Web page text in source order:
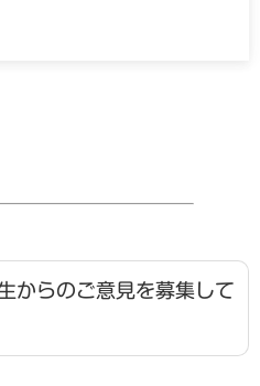
からのご意見を募集して